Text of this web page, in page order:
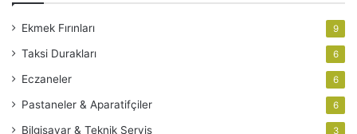
Ekmek Fırınları 9
Taksi Durakları 6
Eczaneler 6
Pastaneler & Aparatifçiler 6
Bilgisayar & Teknik Servis 3